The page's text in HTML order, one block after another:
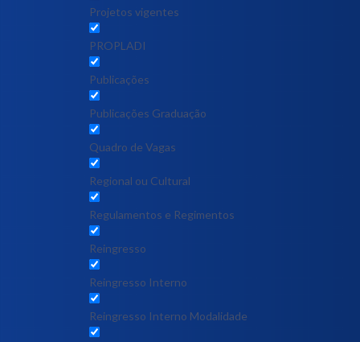
Projetos vigentes
PROPLADI
Publicações
Publicações Graduação
Quadro de Vagas
Regional ou Cultural
Regulamentos e Regimentos
Reingresso
Reingresso Interno
Reingresso Interno Modalidade